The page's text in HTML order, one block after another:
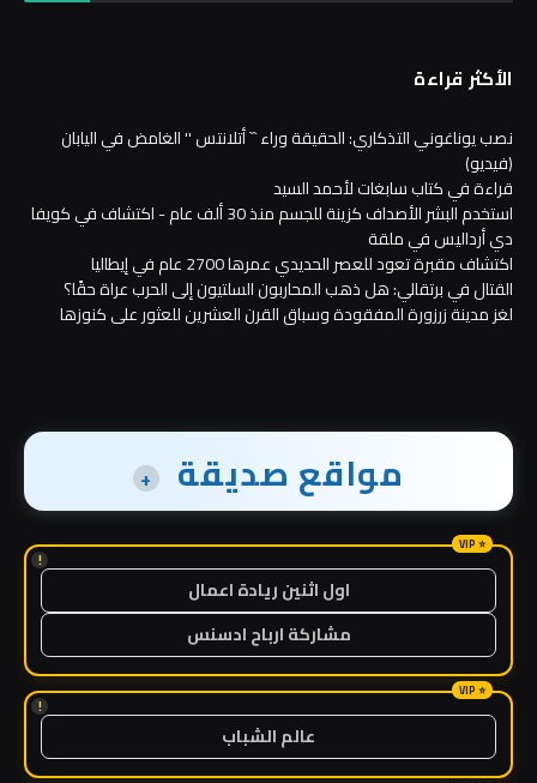
الأكثر قراءة
نصب يوناغوني التذكاري: الحقيقة وراء `` أتلانتس '' الغامض في اليابان
(فيديو)
قراءة في كتاب سابغات لأحمد السيد
استخدم البشر الأصداف كزينة للجسم منذ 30 ألف عام - اكتشاف في كويفا
دي أرداليس في ملقة
اكتشاف مقبرة تعود للعصر الحديدي عمرها 2700 عام في إيطاليا
القتال في برتقالي: هل ذهب المحاربون السلتيون إلى الحرب عراة حقًا؟
لغز مدينة زرزورة المفقودة وسباق القرن العشرين للعثور على كنوزها
مواقع صديقة +
!
اول اثنين ريادة اعمال
مشاركة ارباح ادسنس
!
عالم الشباب